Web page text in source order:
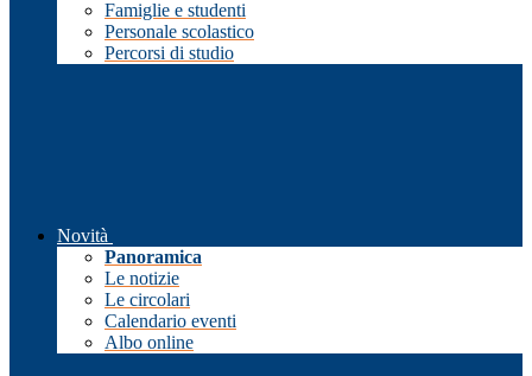
Famiglie e studenti
Personale scolastico
Percorsi di studio
Novità
Panoramica
Le notizie
Le circolari
Calendario eventi
Albo online